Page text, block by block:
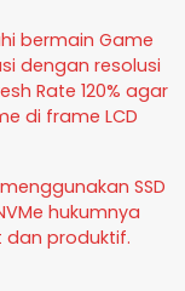
bermain Game
dengan resolusi
Rate 120% agar
di frame LCD
SSD
hukumnya
dan produktif.